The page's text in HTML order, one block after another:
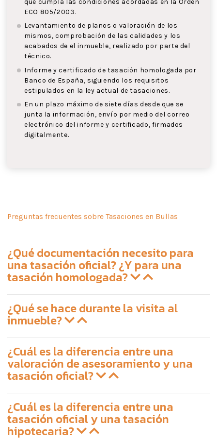
que cumpla las condiciones acordadas en la Orden
ECO 805/2003.
Levantamiento de planos o valoración de los
mismos, comprobación de las calidades y los
acabados de el inmueble, realizado por parte del
técnico.
Informe y certificado de tasación homologada por
Banco de España, siguiendo los requisitos
estipulados en la ley actual de tasaciones.
En un plazo máximo de siete días desde que se
junta la información, envío por medio del correo
electrónico del informe y certificado, firmados
digitalmente.
Preguntas frecuentes sobre Tasaciones en Bullas
¿Qué documentación necesito para
una tasación oficial? ¿Y para una
tasación homologada?
¿Qué se hace durante la visita al
inmueble?
¿Cuál es la diferencia entre una
valoración de asesoramiento y una
tasación oficial?
¿Cuál es la diferencia entre una
tasación oficial y una tasación
hipotecaria?